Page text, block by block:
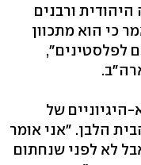
ורבנים
כי הוא מתכוון
לפלסטינים",
של
הלבן. "אני אומר
לא לפני שנחתום